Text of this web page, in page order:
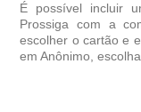
É possível incluir
Prossiga com a
escolher o cartão e
em Anônimo,